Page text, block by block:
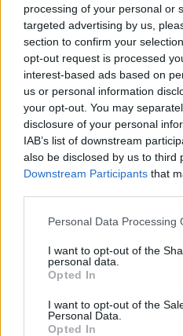
processing of your personal or
targeted advertising by us,
section to confirm your
opt-out request is processed
interest-based ads based on
us or personal information
your opt-out. You may
disclosure of your personal
IAB’s list of downstream
also be disclosed by us to third
Downstream Participants that
Please note that this website/
not limited to your visit or
grant or deny consent to
use your data for below
consent section.
Personal Data Processing
I want to opt-out of the
personal data.
Opted In
I want to opt-out of the
Personal Data.
Opted In
szakaszába, ahol eldől,
ben lesz-e Budapesten
figyelmet Kele János.
A tao
Hogyan kellene
hangzott el az újságírói
„Nem fogok tanácsokat